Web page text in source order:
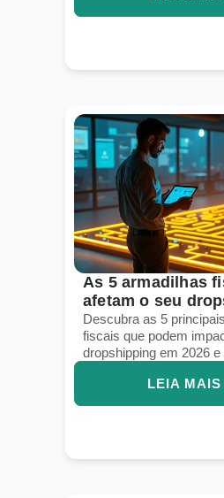
As 5 armadilhas
afetam o seu
em 2026
Descubra as 5
fiscais que podem
dropshipping em 2026
LEIA MAIS